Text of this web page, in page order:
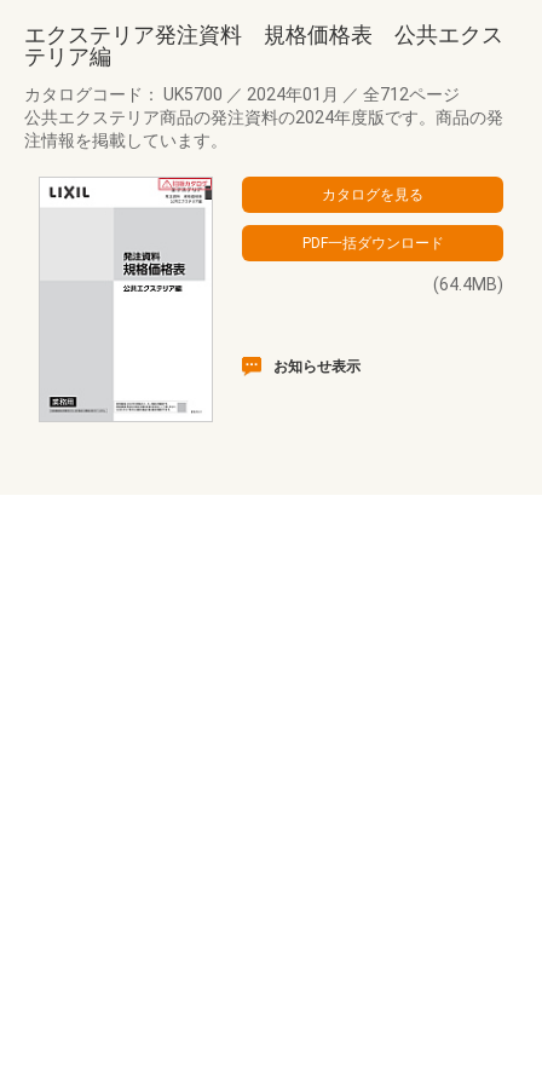
エクステリア発注資料 規格価格表 公共エクス
テリア編
カタログコード： UK5700 ／ 2024年01月 ／ 全712ページ
公共エクステリア商品の発注資料の2024年度版です。商品の発
注情報を掲載しています。
(64.4MB)
お知らせ表示